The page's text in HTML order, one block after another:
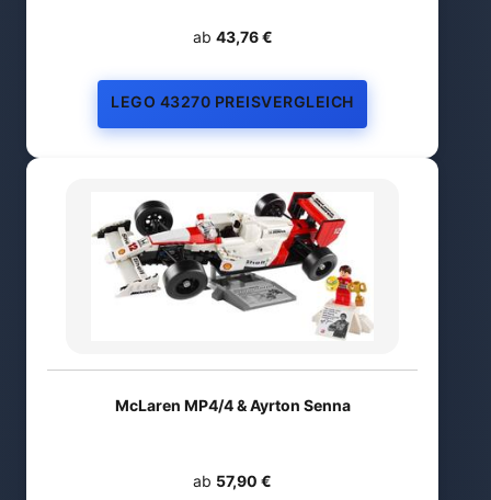
ab 43,76 €
LEGO 43270 PREISVERGLEICH
McLaren MP4/4 & Ayrton Senna
ab 57,90 €